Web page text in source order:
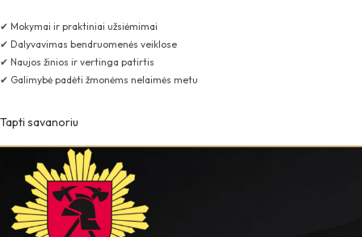
✔ Mokymai ir praktiniai užsiėmimai
✔ Dalyvavimas bendruomenės veiklose
✔ Naujos žinios ir vertinga patirtis
✔ Galimybė padėti žmonėms nelaimės metu
Tapti savanoriu